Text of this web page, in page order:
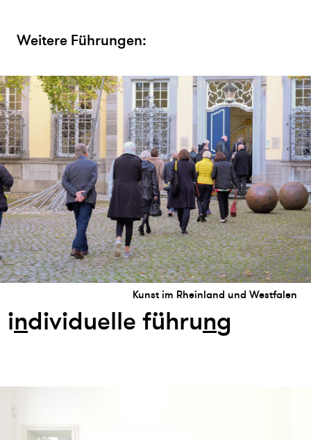
Weitere Führungen:
Kunst im Rheinland und Westfalen
individuelle führung